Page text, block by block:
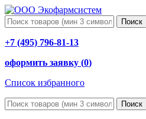
Поиск
+7 (495) 796-81-13
оформить заявку (0)
Список избранного
Поиск